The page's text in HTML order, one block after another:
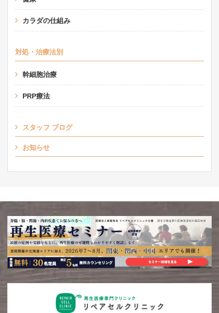
カラダの仕組み
対処・治療法別
幹細胞治療
PRP療法
スタッフ ブログ
お知らせ